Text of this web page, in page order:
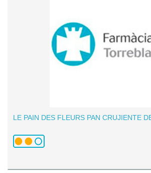
LE PAIN DES FLEURS PAN CRUJIENTE